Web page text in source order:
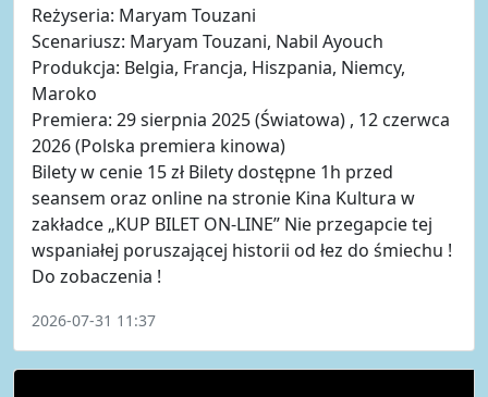
Reżyseria: Maryam Touzani
Scenariusz: Maryam Touzani, Nabil Ayouch
Produkcja: Belgia, Francja, Hiszpania, Niemcy,
Maroko
Premiera: 29 sierpnia 2025 (Światowa) , 12 czerwca
2026 (Polska premiera kinowa)
Bilety w cenie 15 zł Bilety dostępne 1h przed
seansem oraz online na stronie Kina Kultura w
zakładce „KUP BILET ON-LINE” Nie przegapcie tej
wspaniałej poruszającej historii od łez do śmiechu !
Do zobaczenia !
2026-07-31 11:37